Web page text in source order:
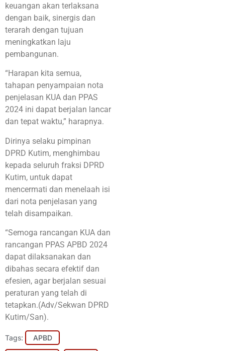
keuangan akan terlaksana
dengan baik, sinergis dan
terarah dengan tujuan
meningkatkan laju
pembangunan.
“Harapan kita semua,
tahapan penyampaian nota
penjelasan KUA dan PPAS
2024 ini dapat berjalan lancar
dan tepat waktu,” harapnya.
Dirinya selaku pimpinan
DPRD Kutim, menghimbau
kepada seluruh fraksi DPRD
Kutim, untuk dapat
mencermati dan menelaah isi
dari nota penjelasan yang
telah disampaikan.
“Semoga rancangan KUA dan
rancangan PPAS APBD 2024
dapat dilaksanakan dan
dibahas secara efektif dan
efesien, agar berjalan sesuai
peraturan yang telah di
tetapkan.(Adv/Sekwan DPRD
Kutim/San).
Tags: APBD